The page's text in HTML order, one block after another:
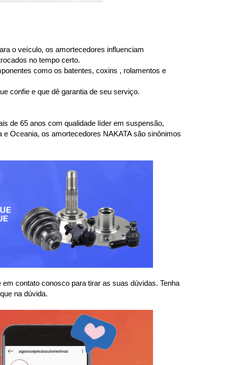
o veículo, os amortecedores influenciam
no tempo certo.
como os batentes, coxins , rolamentos e
confie e que dê garantia de seu serviço.
de 65 anos com qualidade líder em suspensão,
Oceania, os amortecedores NAKATA são sinônimos
contato conosco para tirar as suas dúvidas. Tenha
na dúvida.